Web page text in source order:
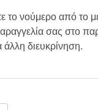
νούμερο από το
σας στο
άλλη διευκρίνηση.